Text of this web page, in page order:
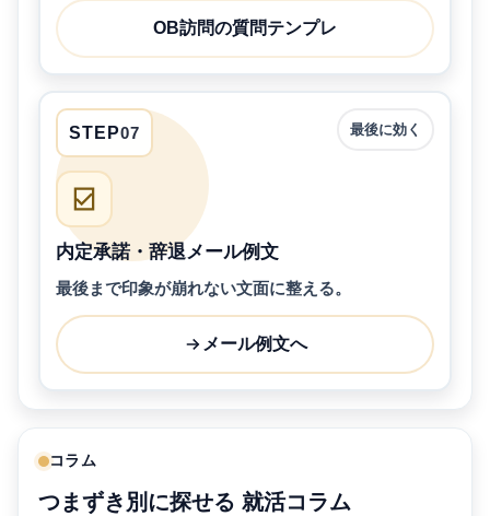
OB訪問の質問テンプレ
STEP07 最後に効く
内定承諾・辞退メール例文
最後まで印象が崩れない文面に整える。
メール例文へ
コラム
つまずき別に探せる 就活コラム